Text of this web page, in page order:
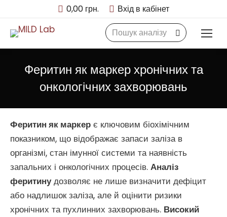
0,00 грн. Вхід в кабінет
Search:
Феритин як маркер хронічних та
онкологічних захворювань
Феритин як маркер є ключовим біохімічним
показником, що відображає запаси заліза в
організмі, стан імунної системи та наявність
запальних і онкологічних процесів. Аналіз
феритинудозволяє не лише визначити дефіцит
або надлишок заліза, але й оцінити ризики
хронічних та пухлинних захворювань. Високий